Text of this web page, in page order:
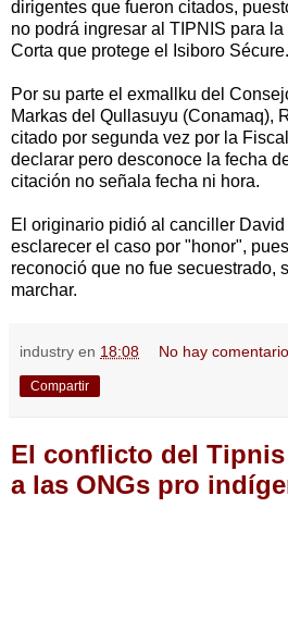
dirigentes que fueron citados,
no podrá ingresar al TIPNIS para
Corta que protege el Isiboro Sécure.
Por su parte el exmallku del
Markas del Qullasuyu (Conamaq),
citado por segunda vez por la
declarar pero desconoce la fecha
citación no señala fecha ni hora.
El originario pidió al canciller
esclarecer el caso por "honor",
reconoció que no fue secuestrado,
marchar.
industry en 18:08 No hay
Compartir
El conflicto del
a las ONGs pro